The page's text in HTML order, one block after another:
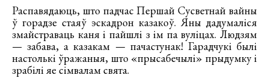
Распавядаюць, што падчас Першай Сусветнай вайны
ў горадзе стаяў эскадрон казакоў. Яны дадумаліся
змайстраваць каня і пайшлі з ім па вуліцах. Людзям
— забава, а казакам — пачастунак! Гарадчукі былі
настолькі ўражаныя, што «прысабечылі» прыдумку і
зрабілі яе сімвалам свята.